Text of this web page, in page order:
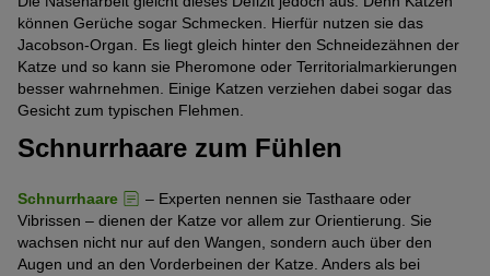
können Gerüche sogar Schmecken. Hierfür nutzen sie das
Jacobson-Organ. Es liegt gleich hinter den Schneidezähnen der
Katze und so kann sie Pheromone oder Territorialmarkierungen
besser wahrnehmen. Einige Katzen verziehen dabei sogar das
Gesicht zum typischen Flehmen.
Schnurrhaare zum Fühlen
Schnurrhaare
– Experten nennen sie Tasthaare oder
Vibrissen – dienen der Katze vor allem zur Orientierung. Sie
wachsen nicht nur auf den Wangen, sondern auch über den
Augen und an den Vorderbeinen der Katze. Anders als bei